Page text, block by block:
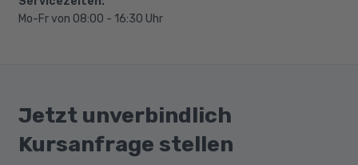
Mo-Fr von 08:00 - 16:30 Uhr
Jetzt unverbindlich
Kursanfrage stellen